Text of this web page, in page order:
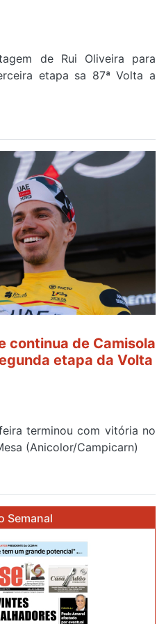
de Rui Oliveira para
etapa sa 87ª Volta a
continua de Camisola
etapa da Volta
terminou com vitória no
(Anicolor/Campicarn)
Semanal